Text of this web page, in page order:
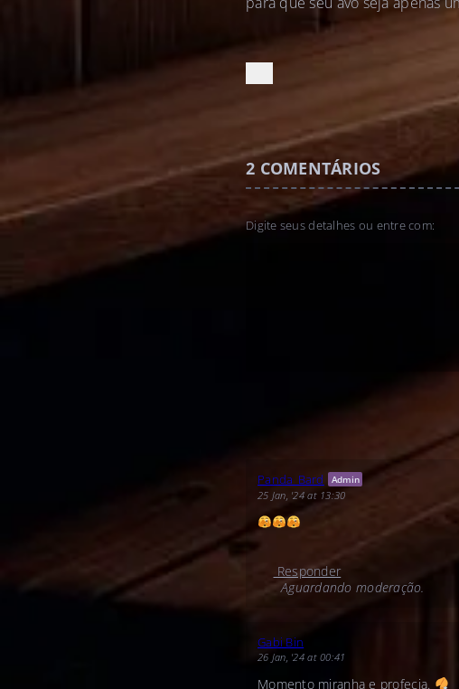
2 COMENTÁRIOS
Digite seus detalhes ou entre com:
Panda_Bard Admin
25 Jan, '24 at 13:30
Responder
Aguardando moderação.
Gabi Bin
26 Jan, '24 at 00:41
Momento miranha e profecia.